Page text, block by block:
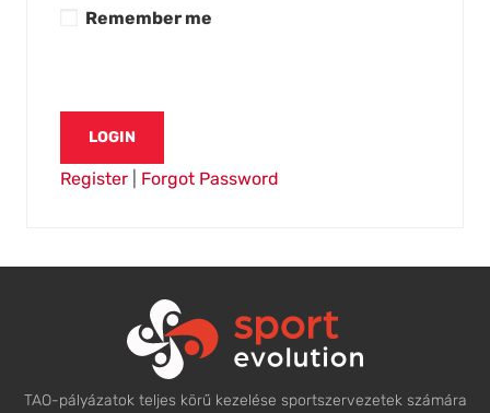
Remember me
Register Forgot Password
TAO-pályázatok teljes körű kezelése sportszervezetek számára